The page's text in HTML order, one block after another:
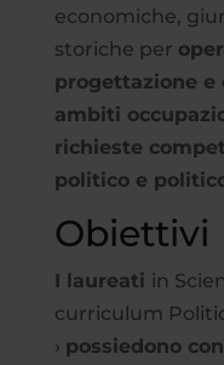
economiche,
storiche per
progettazione
ambiti
richieste
politico e
Obiettivi
I laureati in
curriculum
› possiedono